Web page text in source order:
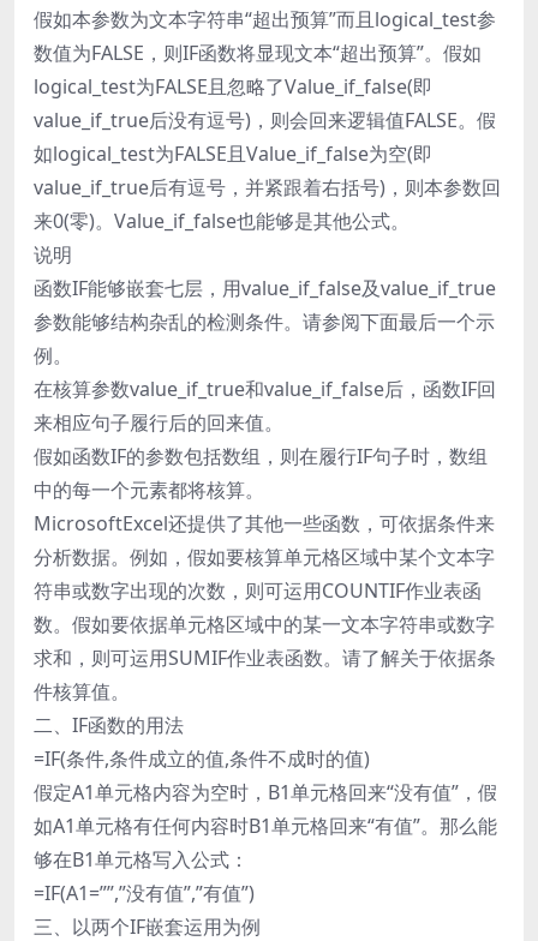
假如本参数为文本字符串“超出预算”而且logical_test参
数值为FALSE，则IF函数将显现文本“超出预算”。假如
logical_test为FALSE且忽略了Value_if_false(即
value_if_true后没有逗号)，则会回来逻辑值FALSE。假
如logical_test为FALSE且Value_if_false为空(即
value_if_true后有逗号，并紧跟着右括号)，则本参数回
来0(零)。Value_if_false也能够是其他公式。
说明
函数IF能够嵌套七层，用value_if_false及value_if_true
参数能够结构杂乱的检测条件。请参阅下面最后一个示
例。
在核算参数value_if_true和value_if_false后，函数IF回
来相应句子履行后的回来值。
假如函数IF的参数包括数组，则在履行IF句子时，数组
中的每一个元素都将核算。
MicrosoftExcel还提供了其他一些函数，可依据条件来
分析数据。例如，假如要核算单元格区域中某个文本字
符串或数字出现的次数，则可运用COUNTIF作业表函
数。假如要依据单元格区域中的某一文本字符串或数字
求和，则可运用SUMIF作业表函数。请了解关于依据条
件核算值。
二、IF函数的用法
=IF(条件,条件成立的值,条件不成时的值)
假定A1单元格内容为空时，B1单元格回来“没有值”，假
如A1单元格有任何内容时B1单元格回来“有值”。那么能
够在B1单元格写入公式：
=IF(A1=””,”没有值”,”有值”)
三、以两个IF嵌套运用为例